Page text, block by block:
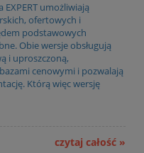
umożliwiają
ofertowych i
podstawowych
Obie wersje obsługują
i uproszczoną,
cenowymi i pozwalają
Którą więc wersję
czytaj całość »